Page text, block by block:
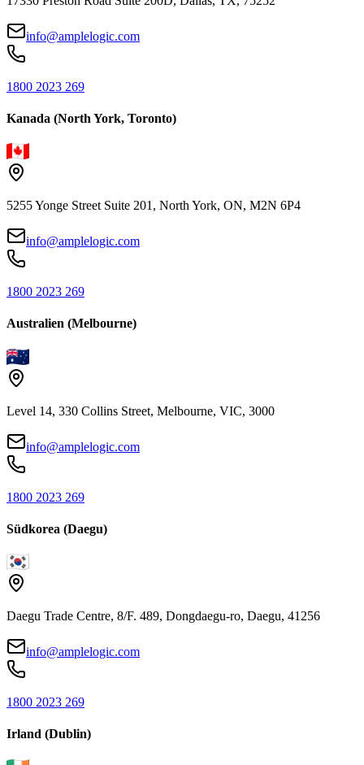
info@amplelogic.com
1800 2023 269
Kanada (North York, Toronto)
5255 Yonge Street Suite 201, North York, ON, M2N 6P4
info@amplelogic.com
1800 2023 269
Australien (Melbourne)
Level 14, 330 Collins Street, Melbourne, VIC, 3000
info@amplelogic.com
1800 2023 269
Südkorea (Daegu)
Daegu Trade Centre, 8/F. 489, Dongdaegu-ro, Daegu, 41256
info@amplelogic.com
1800 2023 269
Irland (Dublin)